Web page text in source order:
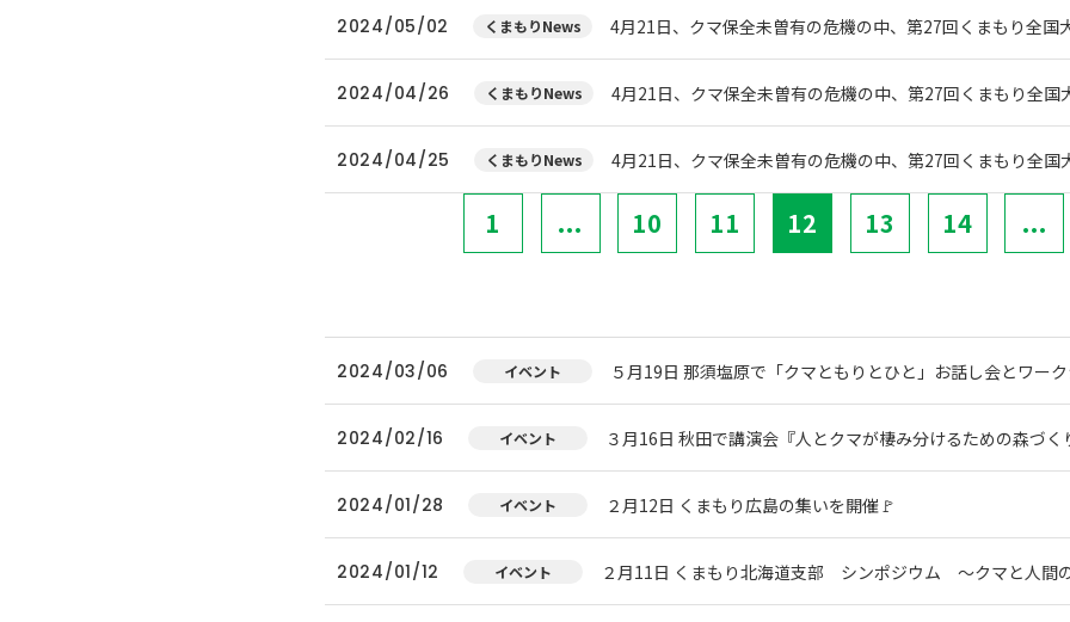
2024/05/02 くまもりNews 4月21日、クマ保全未曽有の危機の中、第27回くまもり全
2024/04/26 くまもりNews 4月21日、クマ保全未曽有の危機の中、第27回くまもり全
2024/04/25 くまもりNews 4月21日、クマ保全未曽有の危機の中、第27回くまもり全
1 ... 10 11 12 13 14 ...
2024/03/06 イベント ５月19日 那須塩原で「クマともりとひと」お話し会とワー
2024/02/16 イベント ３月16日 秋田で講演会『人とクマが棲み分けるための森づく
2024/01/28 イベント ２月12日 くまもり広島の集いを開催🚩
2024/01/12 イベント ２月11日 くまもり北海道支部 シンポジウム ～クマと人間